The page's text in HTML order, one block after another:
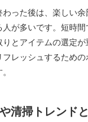
った後は、楽しい
が多いです。短時間
とアイテムの選定
レッシュするための
清掃トレンド